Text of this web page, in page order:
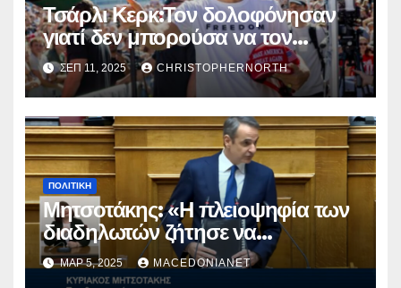
Τσάρλι Κερκ:Τον δολοφόνησαν
γιατί δεν μπορούσα να τον
φιμώσουν.
ΣΕΠ 11, 2025 CHRISTOPHERNORTH
ΠΟΛΙΤΙΚΉ
Μητσοτάκης: «Η πλειοψηφία των
διαδηλωτών ζήτησε να
παραμείνω»
ΜΑΡ 5, 2025 MACEDONIANET